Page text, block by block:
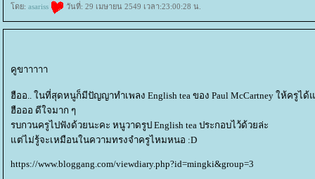
ดย: asariss วันที่: 29 เมษายน 2549 เวลา:23:00:28 น.
คูขาาาาา
ฮืออ.. ในที่สุดหนูก็มีปัญญาทำเพลง English tea ของ Paul McCartney ให้ครูได้
ฮือออ ดีใจมาก ๆ
รบกวนครูไปฟังด้วยนะคะ หนูวาดรูป English tea ประกอบไว้ด้วยล่ะ
ต่ไม่รู้จะเหมือนในความทรงจำครูไหมหนอ :D
https://www.bloggang.com/viewdiary.php?id=mingki&group=3